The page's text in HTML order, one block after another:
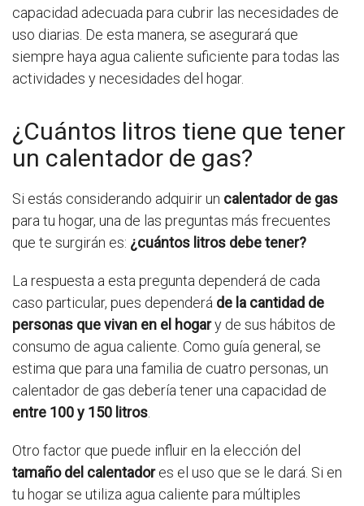
capacidad adecuada para cubrir las necesidades de
uso diarias. De esta manera, se asegurará que
siempre haya agua caliente suficiente para todas las
actividades y necesidades del hogar.
¿Cuántos litros tiene que tener
un calentador de gas?
Si estás considerando adquirir un calentador de gas
para tu hogar, una de las preguntas más frecuentes
que te surgirán es: ¿cuántos litros debe tener?
La respuesta a esta pregunta dependerá de cada
caso particular, pues dependerá de la cantidad de
personas que vivan en el hogary de sus hábitos de
consumo de agua caliente. Como guía general, se
estima que para una familia de cuatro personas, un
calentador de gas debería tener una capacidad de
entre 100 y 150 litros
Otro factor que puede influir en la elección del
tamaño del calentadores el uso que se le dará. Si en
tu hogar se utiliza agua caliente para múltiples